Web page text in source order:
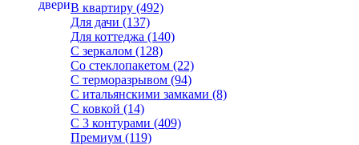
В квартиру (492)
Для дачи (137)
Для коттеджа (140)
С зеркалом (128)
Со стеклопакетом (22)
С терморазрывом (94)
С итальянскими замками (8)
С ковкой (14)
С 3 контурами (409)
Премиум (119)